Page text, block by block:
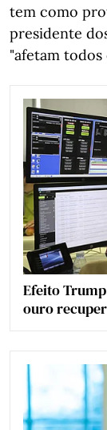
tem como
presidente
"afetam todos
Efeito
ouro